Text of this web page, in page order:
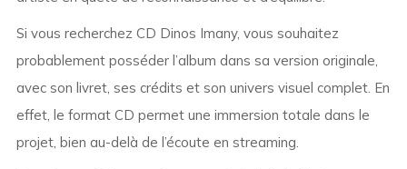
Si vous recherchez CD Dinos Imany, vous souhaitez
probablement posséder l’album dans sa version originale,
avec son livret, ses crédits et son univers visuel complet. En
effet, le format CD permet une immersion totale dans le
projet, bien au-delà de l’écoute en streaming.